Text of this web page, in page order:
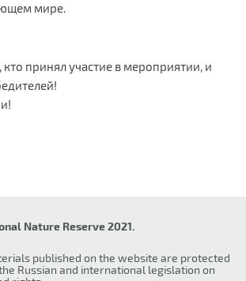
мире.
принял участие в мероприятии, и
Nature Reserve 2021.
published on the website are protected
Russian and international legislation on